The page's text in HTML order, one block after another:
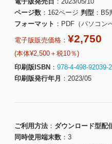
ページ数
162ページ 判型
B5
フォーマット
PDF（パソコン
電子版販売価格： ¥2,750
(本体¥2,500＋税10％)
印刷版ISBN
978-4-498-92039-2
印刷版発行年月
2023/05
ご利用方法
ダウンロード型配
同時使用端末数
3